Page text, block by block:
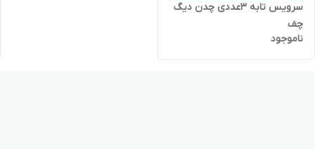
سرویس تابه ۳عددی چدن دیگ
چف
ناموجود